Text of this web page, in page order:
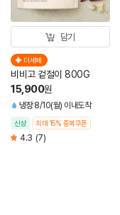
담기
더세페
비비고 겉절이 800G
15,900원
냉장 8/10(월) 이내도착
신상 최대 15% 중복쿠폰
4.3 (7)